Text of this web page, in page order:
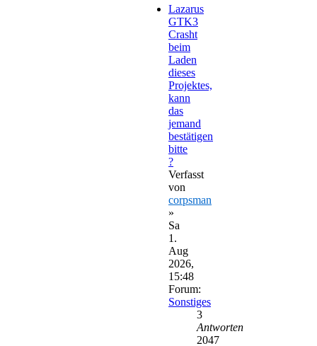
Lazarus
GTK3
Crasht
beim
Laden
dieses
Projektes,
kann
das
jemand
bestätigen
bitte
?
Verfasst
von
corpsman
»
Sa
1.
Aug
2026,
15:48
Forum:
Sonstiges
3
Antworten
2047